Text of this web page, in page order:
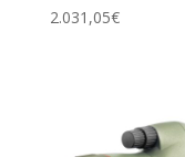
2.031,05€